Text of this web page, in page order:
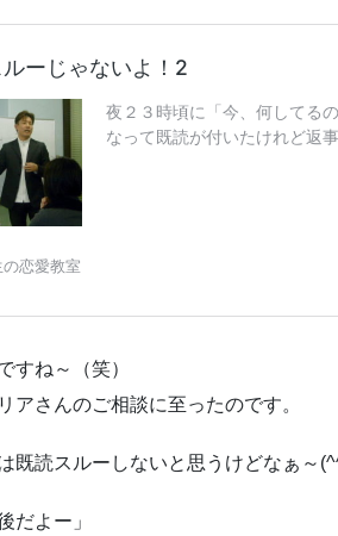
すね～（笑）
アさんのご相談に至ったのです。
既読スルーしないと思うけどなぁ～
だよー」